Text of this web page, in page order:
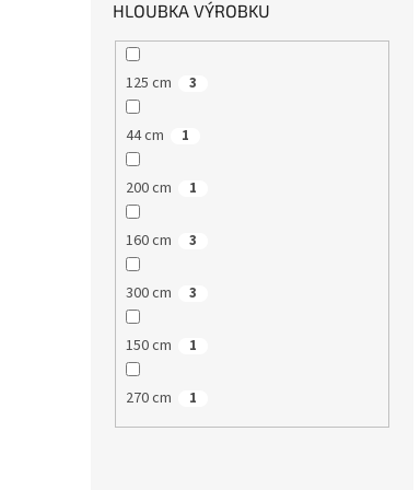
HLOUBKA VÝROBKU
125 cm 3
44 cm 1
200 cm 1
160 cm 3
300 cm 3
150 cm 1
270 cm 1